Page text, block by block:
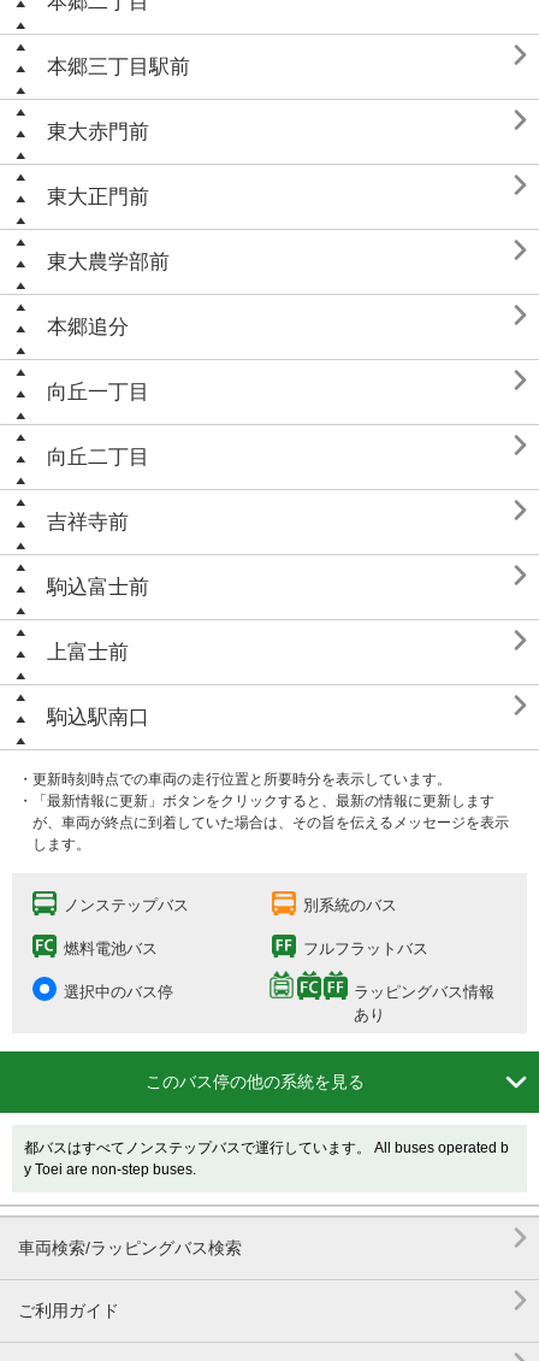
本郷三丁目駅前 
東大赤門前 
東大正門前 
東大農学部前 
本郷追分 
向丘一丁目 
向丘二丁目 
吉祥寺前 
駒込富士前 
上富士前 
駒込駅南口 
・更新時刻時点での車両の走行位置と所要時分を表示しています。
・「最新情報に更新」ボタンをクリックすると、最新の情報に更新します
が、車両が終点に到着していた場合は、その旨を伝えるメッセージを表示
します。
ノンステップバス 別系統のバス
燃料電池バス フルフラットバス
選択中のバス停
ラッピングバス情報
あり
このバス停の他の系統を見る 
都バスはすべてノンステップバスで運行しています。 All buses operated b
y Toei are non-step buses.
車両検索/ラッピングバス検索 
ご利用ガイド
